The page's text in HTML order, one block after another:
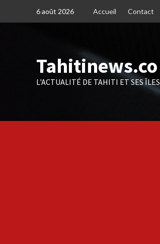
6 août 2026 Accueil Contact
Tahitinews.co
L'ACTUALITÉ DE TAHITI ET SES ÎLES